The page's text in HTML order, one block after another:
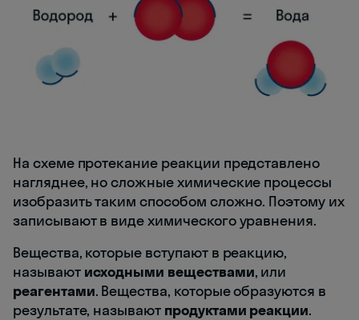
На схеме протекание реакции представлено
нагляднее, но сложные химические процессы
изобразить таким способом сложно. Поэтому их
записывают в виде химического уравнения.
Вещества, которые вступают в реакцию,
называют исходными веществами, или
реагентами. Вещества, которые образуются в
результате, называют продуктами реакции.